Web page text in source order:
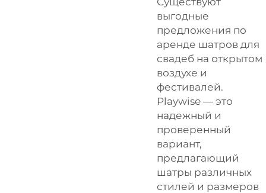
выгодные
предложения по
аренде шатров для
свадеб на открытом
воздухе и
фестивалей.
Playwise — это
надежный и
проверенный
вариант,
предлагающий
шатры различных
стилей и размеров